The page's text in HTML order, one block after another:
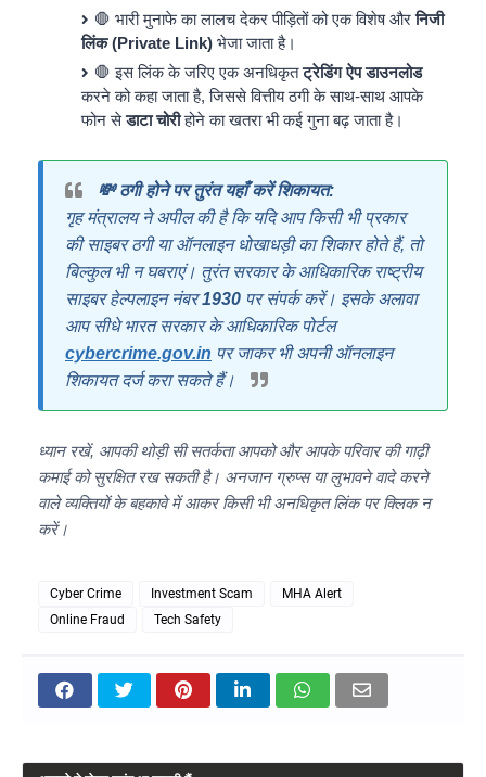
🛑 भारी मुनाफे का लालच देकर पीड़ितों को एक विशेष औरनिजी
लिंक (Private Link) भेजा जाता है।
🛑 इस लिंक के जरिए एक अनधिकृतट्रेडिंग ऐप डाउनलोड
करने को कहा जाता है, जिससे वित्तीय ठगी के साथ-साथ आपके
फोन सेडाटा चोरीहोने का खतरा भी कई गुना बढ़ जाता है।
💸 ठगी होने पर तुरंत यहाँ करें शिकायत:
गृह मंत्रालय ने अपील की है कि यदि आप किसी भी प्रकार
की साइबर ठगी या ऑनलाइन धोखाधड़ी का शिकार होते हैं, तो
बिल्कुल भी न घबराएं। तुरंत सरकार के आधिकारिक राष्ट्रीय
साइबर हेल्पलाइन नंबर1930 पर संपर्क करें। इसके अलावा
आप सीधे भारत सरकार के आधिकारिक पोर्टल
cybercrime.gov.in पर जाकर भी अपनी ऑनलाइन
शिकायत दर्ज करा सकते हैं।
ध्यान रखें, आपकी थोड़ी सी सतर्कता आपको और आपके परिवार की गाढ़ी
कमाई को सुरक्षित रख सकती है। अनजान ग्रुप्स या लुभावने वादे करने
वाले व्यक्तियों के बहकावे में आकर किसी भी अनधिकृत लिंक पर क्लिक न
करें।
Cyber Crime Investment Scam
MHA Alert
Online Fraud
Tech Safety